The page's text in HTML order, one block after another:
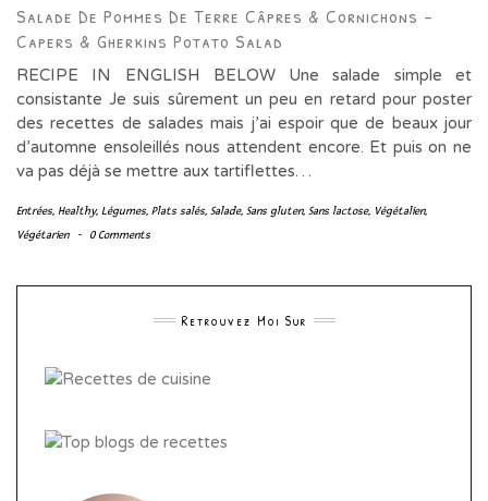
Salade De Pommes De Terre Câpres & Cornichons –
Capers & Gherkins Potato Salad
RECIPE IN ENGLISH BELOW Une salade simple et
consistante Je suis sûrement un peu en retard pour poster
des recettes de salades mais j’ai espoir que de beaux jour
d’automne ensoleillés nous attendent encore. Et puis on ne
va pas déjà se mettre aux tartiflettes…
Entrées, Healthy, Légumes, Plats salés, Salade, Sans gluten, Sans lactose, Végétalien,
Végétarien
- 0 Comments
Retrouvez Moi Sur